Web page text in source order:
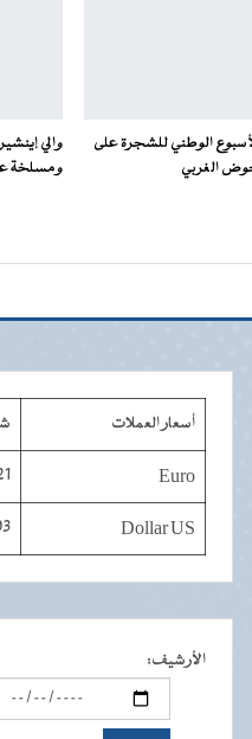
الوطني للشجرة على
الغربي
والي
ومسلخة
أسعار العملات
Euro
Dollar US
الأرشيف: